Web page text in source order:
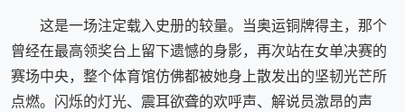
这是一场注定载入史册的较量。当奥运铜牌得主，那个
曾经在最高领奖台上留下遗憾的身影，再次站在女单决赛的
赛场中央，整个体育馆仿佛都被她身上散发出的坚韧光芒所
点燃。闪烁的灯光、震耳欲聋的欢呼声、解说员激昂的声